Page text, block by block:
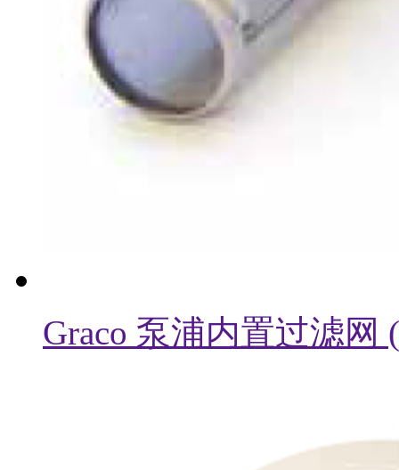
Graco 泵浦内置过滤网